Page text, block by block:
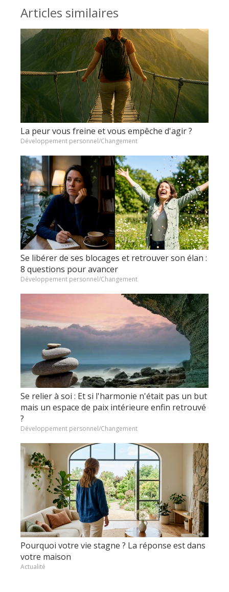
Articles similaires
La peur vous freine et vous empêche d'agir ?
Développement personnel/Changement
Se libérer de ses blocages et retrouver son élan :
8 questions pour avancer
Développement personnel/Changement
Se relier à soi : Et si l'harmonie n'était pas un but
mais un espace de paix intérieure enfin retrouvé
?
Développement personnel/Changement
Pourquoi votre vie stagne ? La réponse est dans
votre maison
Actualité